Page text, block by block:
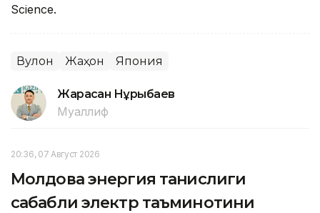
Science.
Вулқон Жаҳон Япония
Жарасқан Нұрыбаев
Муаллиф
20:36, 07 Август 2026
Молдова энергия танқислиги
сабабли электр таъминотини